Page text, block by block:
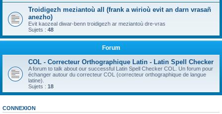
Troidigezh meziantoù all (frank a wirioù evit an darn vrasañ
anezho)
Evit kaozeal diwar-benn troidigezh ar meziantoù dre-vras
Sujets : 48
Forum
COL - Correcteur Orthographique Latin - Latin Spell Checker
A forum to talk about our successful Latin Spell Checker COL. Un forum pour
échanger autour du correcteur COL (correcteur orthographique de langue
latine).
Sujets : 18
CONNEXION